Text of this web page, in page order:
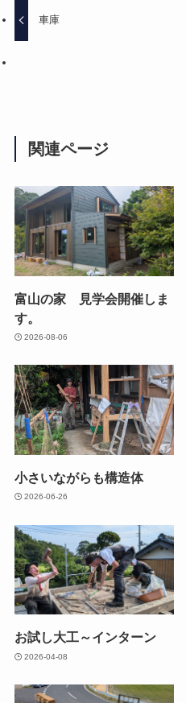
車庫
関連ページ
富山の家 見学会開催しま
す。
2026-08-06
小さいながらも構造体
2026-06-26
お試し大工～インターン
2026-04-08